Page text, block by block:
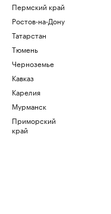
Пермский край
Ростов-на-Дону
Татарстан
Тюмень
Черноземье
Кавказ
Карелия
Мурманск
Приморский
край